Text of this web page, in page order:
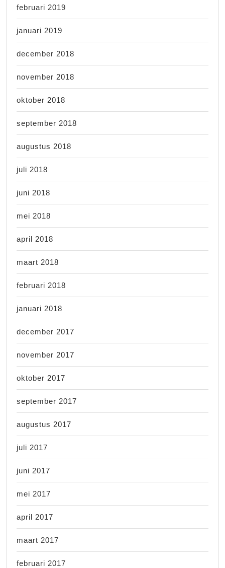
februari 2019
januari 2019
december 2018
november 2018
oktober 2018
september 2018
augustus 2018
juli 2018
juni 2018
mei 2018
april 2018
maart 2018
februari 2018
januari 2018
december 2017
november 2017
oktober 2017
september 2017
augustus 2017
juli 2017
juni 2017
mei 2017
april 2017
maart 2017
februari 2017